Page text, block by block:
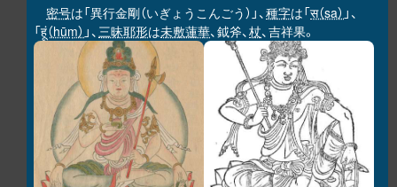
密号は「異行金剛（いぎょうこんごう）」、種字は「स（sa） 」、
「हूं（hūṃ） 」、三昧耶形は未敷蓮華、鉞斧、杖、吉祥果。